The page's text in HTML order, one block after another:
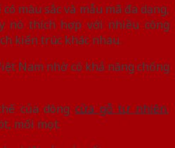
màu sắc và mẫu mã đa dạng,
nó thích hợp với nhiều công
kiến trúc khác nhau.
Nam nhờ có khả năng chống
của dòngcửa gỗ tự nhiên,
mối mọt.